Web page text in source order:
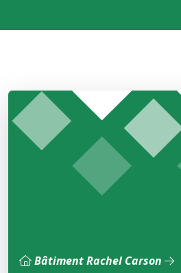
Bâtiment Rachel Carson